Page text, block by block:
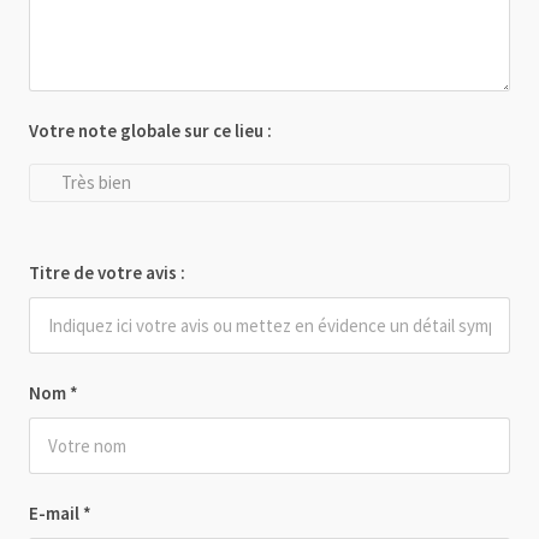
Nom *
E-mail *
Votre note globale sur ce lieu :
Très bien
Titre de votre avis :